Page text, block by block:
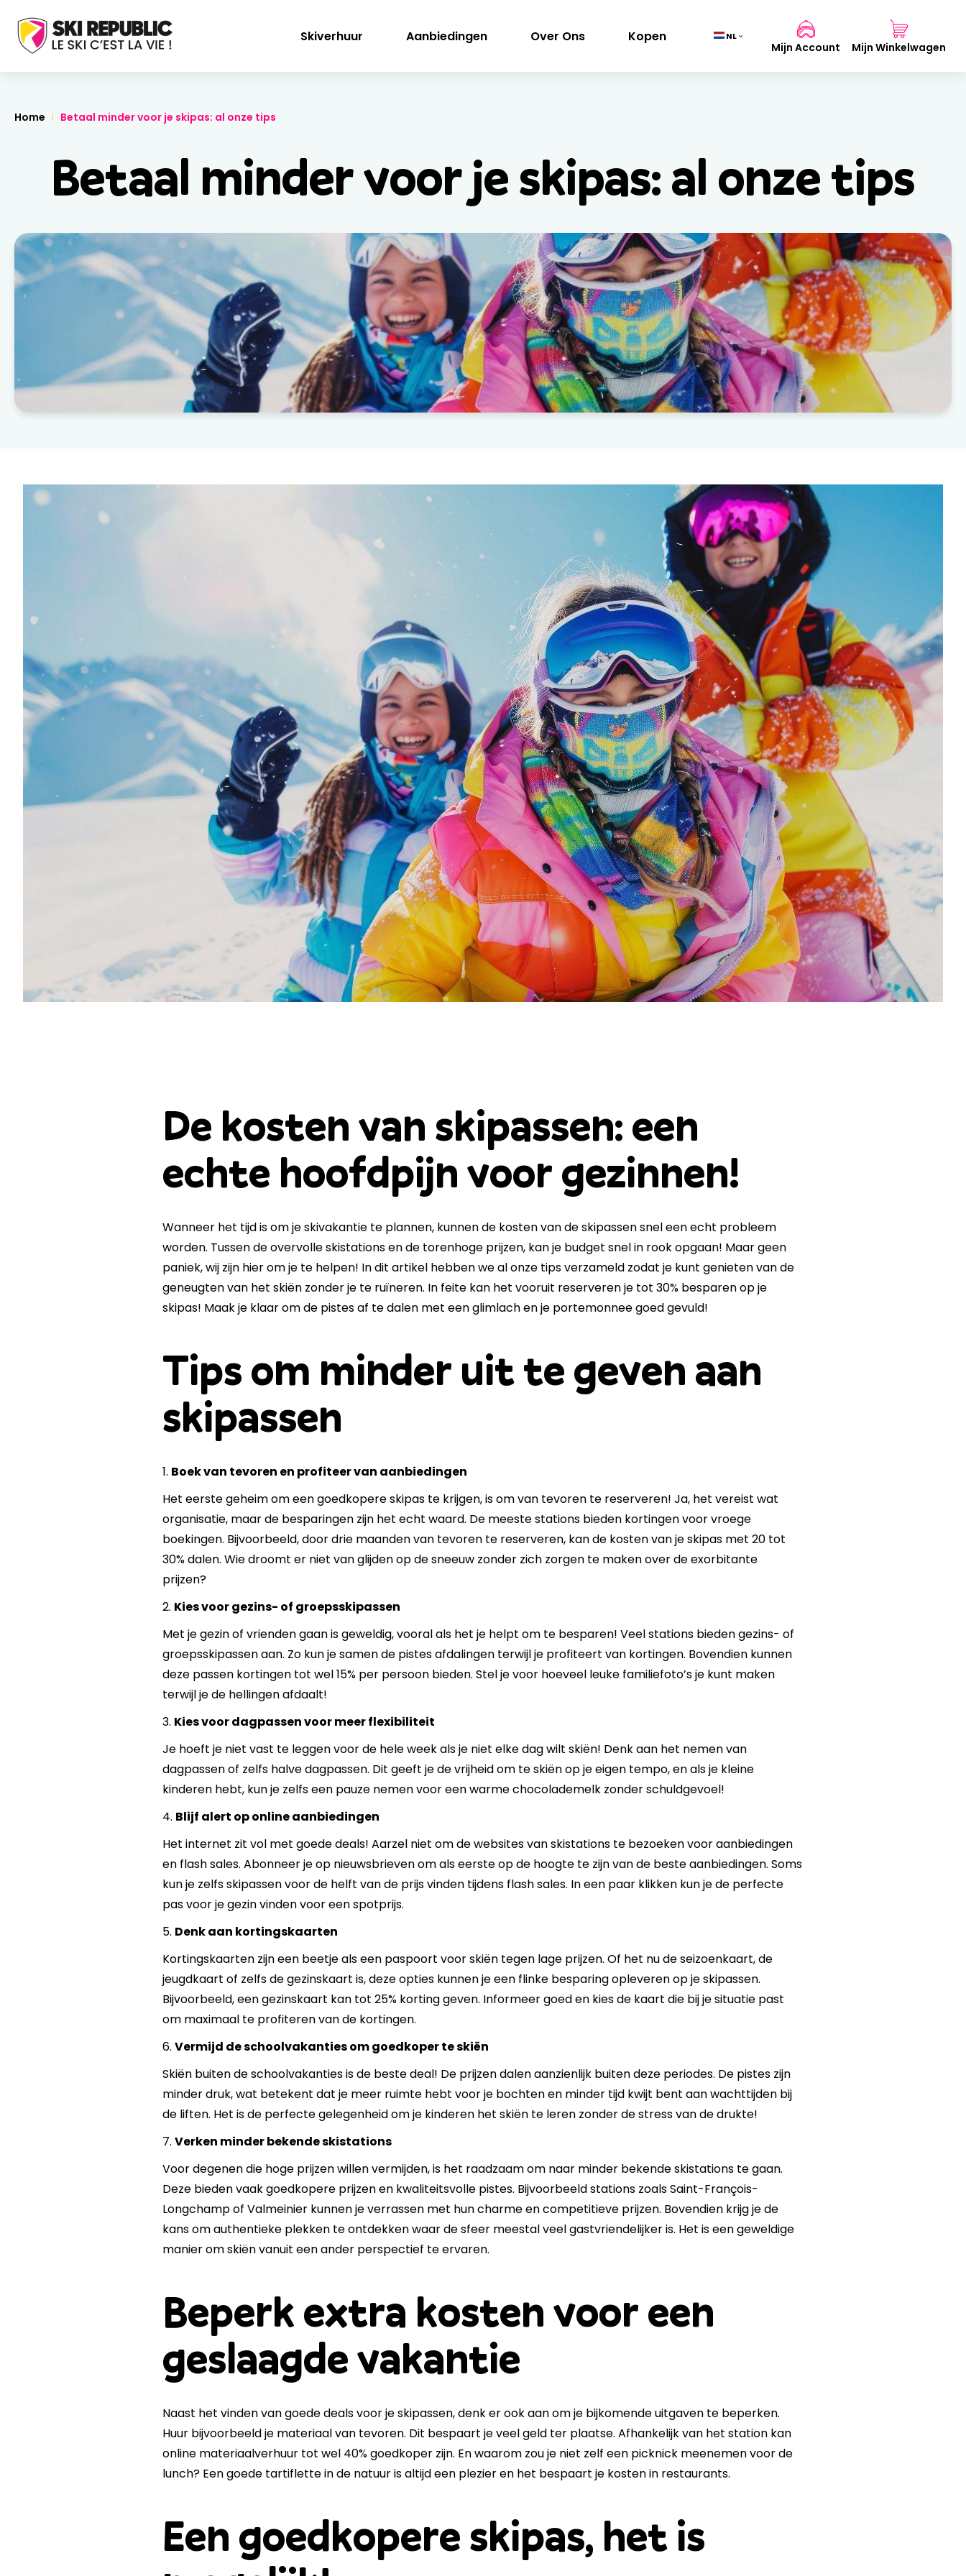
Skiverhuur Aanbiedingen Over Ons Kopen NL
Mijn Account Mijn Winkelwagen
TOTAAL 0,00 €
WINKELMAND BEKIJKEN
Home Betaal minder voor je skipas: al onze tips
Betaal minder voor je skipas: al onze tips
De kosten van skipassen: een
echte hoofdpijn voor gezinnen!
Wanneer het tijd is om je skivakantie te plannen, kunnen de kosten van de skipassen snel een echt probleem
worden. Tussen de overvolle skistations en de torenhoge prijzen, kan je budget snel in rook opgaan! Maar geen
paniek, wij zijn hier om je te helpen! In dit artikel hebben we al onze tips verzameld zodat je kunt genieten van de
geneugten van het skiën zonder je te ruïneren. In feite kan het vooruit reserveren je tot 30% besparen op je
skipas! Maak je klaar om de pistes af te dalen met een glimlach en je portemonnee goed gevuld!
Tips om minder uit te geven aan
skipassen
1. Boek van tevoren en profiteer van aanbiedingen
Het eerste geheim om een goedkopere skipas te krijgen, is om van tevoren te reserveren! Ja, het vereist wat
organisatie, maar de besparingen zijn het echt waard. De meeste stations bieden kortingen voor vroege
boekingen. Bijvoorbeeld, door drie maanden van tevoren te reserveren, kan de kosten van je skipas met 20 tot
30% dalen. Wie droomt er niet van glijden op de sneeuw zonder zich zorgen te maken over de exorbitante
prijzen?
2. Kies voor gezins- of groepsskipassen
Met je gezin of vrienden gaan is geweldig, vooral als het je helpt om te besparen! Veel stations bieden gezins- of
groepsskipassen aan. Zo kun je samen de pistes afdalingen terwijl je profiteert van kortingen. Bovendien kunnen
deze passen kortingen tot wel 15% per persoon bieden. Stel je voor hoeveel leuke familiefoto’s je kunt maken
terwijl je de hellingen afdaalt!
3. Kies voor dagpassen voor meer flexibiliteit
Je hoeft je niet vast te leggen voor de hele week als je niet elke dag wilt skiën! Denk aan het nemen van
dagpassen of zelfs halve dagpassen. Dit geeft je de vrijheid om te skiën op je eigen tempo, en als je kleine
kinderen hebt, kun je zelfs een pauze nemen voor een warme chocolademelk zonder schuldgevoel!
4. Blijf alert op online aanbiedingen
Het internet zit vol met goede deals! Aarzel niet om de websites van skistations te bezoeken voor aanbiedingen
en flash sales. Abonneer je op nieuwsbrieven om als eerste op de hoogte te zijn van de beste aanbiedingen. Soms
kun je zelfs skipassen voor de helft van de prijs vinden tijdens flash sales. In een paar klikken kun je de perfecte
pas voor je gezin vinden voor een spotprijs.
5. Denk aan kortingskaarten
Kortingskaarten zijn een beetje als een paspoort voor skiën tegen lage prijzen. Of het nu de seizoenkaart, de
jeugdkaart of zelfs de gezinskaart is, deze opties kunnen je een flinke besparing opleveren op je skipassen.
Bijvoorbeeld, een gezinskaart kan tot 25% korting geven. Informeer goed en kies de kaart die bij je situatie past
om maximaal te profiteren van de kortingen.
6. Vermijd de schoolvakanties om goedkoper te skiën
Skiën buiten de schoolvakanties is de beste deal! De prijzen dalen aanzienlijk buiten deze periodes. De pistes zijn
minder druk, wat betekent dat je meer ruimte hebt voor je bochten en minder tijd kwijt bent aan wachttijden bij
de liften. Het is de perfecte gelegenheid om je kinderen het skiën te leren zonder de stress van de drukte!
7. Verken minder bekende skistations
Voor degenen die hoge prijzen willen vermijden, is het raadzaam om naar minder bekende skistations te gaan.
Deze bieden vaak goedkopere prijzen en kwaliteitsvolle pistes. Bijvoorbeeld stations zoals Saint-François-
Longchamp of Valmeinier kunnen je verrassen met hun charme en competitieve prijzen. Bovendien krijg je de
kans om authentieke plekken te ontdekken waar de sfeer meestal veel gastvriendelijker is. Het is een geweldige
manier om skiën vanuit een ander perspectief te ervaren.
Beperk extra kosten voor een
geslaagde vakantie
Naast het vinden van goede deals voor je skipassen, denk er ook aan om je bijkomende uitgaven te beperken.
Huur bijvoorbeeld je materiaal van tevoren. Dit bespaart je veel geld ter plaatse. Afhankelijk van het station kan
online materiaalverhuur tot wel 40% goedkoper zijn. En waarom zou je niet zelf een picknick meenemen voor de
lunch? Een goede tartiflette in de natuur is altijd een plezier en het bespaart je kosten in restaurants.
Een goedkopere skipas, het is